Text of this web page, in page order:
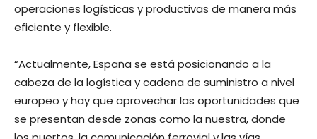
operaciones logísticas y productivas de manera más
eficiente y flexible.
“Actualmente, España se está posicionando a la
cabeza de la logística y cadena de suministro a nivel
europeo y hay que aprovechar las oportunidades que
se presentan desde zonas como la nuestra, donde